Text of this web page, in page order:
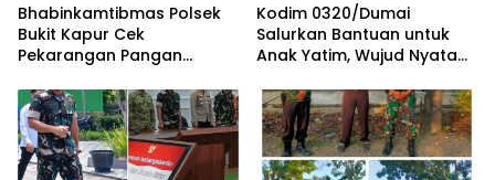
Bhabinkamtibmas Polsek
Bukit Kapur Cek
Pekarangan Pangan
Zulfahli Tegaskan
Komitmen Dukung
Ketahanan Pangan
Kodim 0320/Dumai
Salurkan Bantuan untuk
Anak Yatim, Wujud Nyata
Masyarakat